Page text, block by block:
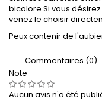
bicolore.Si vous
venez le choisir
Peux contenir de
Commentaires (0)
Note
Aucun avis n'a été